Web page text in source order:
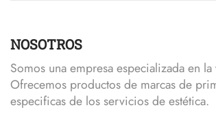
NOSOTROS
Somos una empresa especializada en
Ofrecemos productos de marcas de
especificas de los servicios de estética.